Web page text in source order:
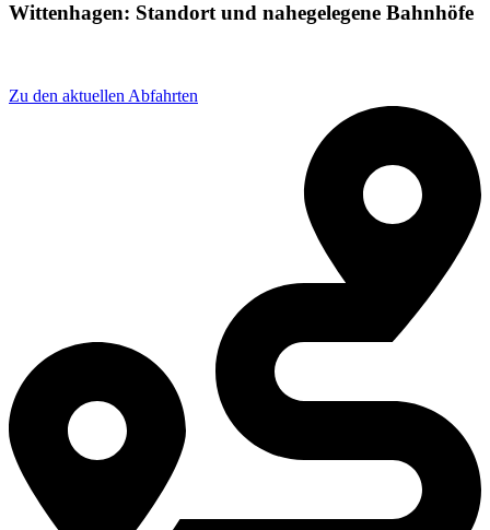
Wittenhagen: Standort und nahegelegene Bahnhöfe
Zu den aktuellen Abfahrten